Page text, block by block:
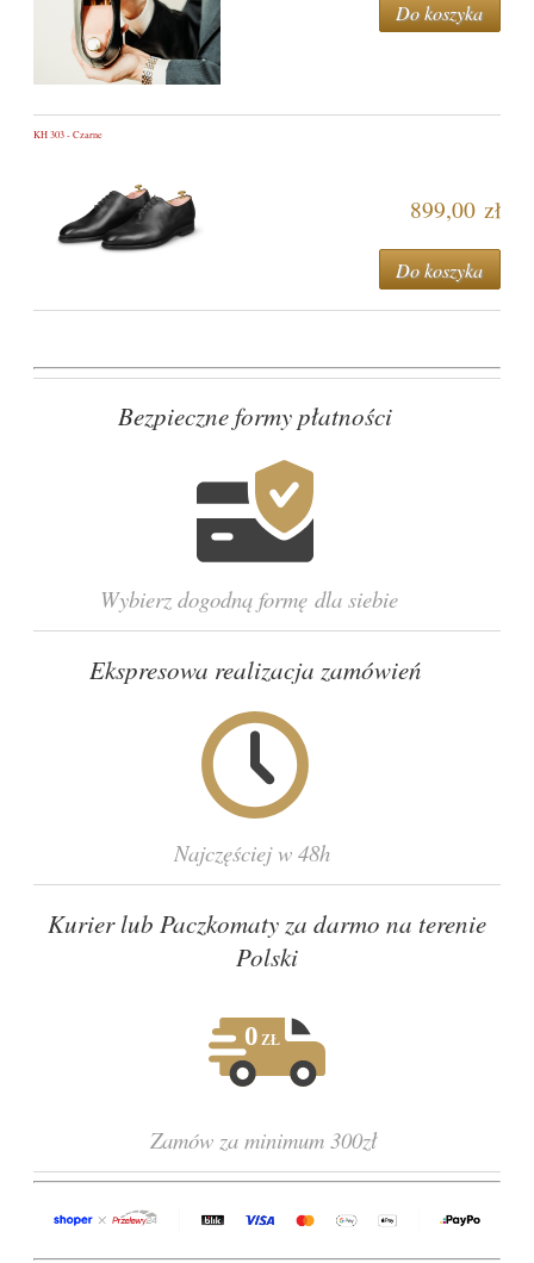
Do koszyka
KH 303 - Czarne
899,00 zł
Do koszyka
Bezpieczne formy płatności
Wybierz dogodną formę dla siebie
Ekspresowa realizacja zamówień
Najczęściej w 48h
Kurier lub Paczkomaty za darmo na terenie
Polski
Zamów za minimum 300zł